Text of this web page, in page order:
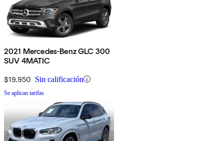
2021 Mercedes-Benz GLC 300
SUV 4MATIC
$19,950 Sin calificación
Se aplican tarifas